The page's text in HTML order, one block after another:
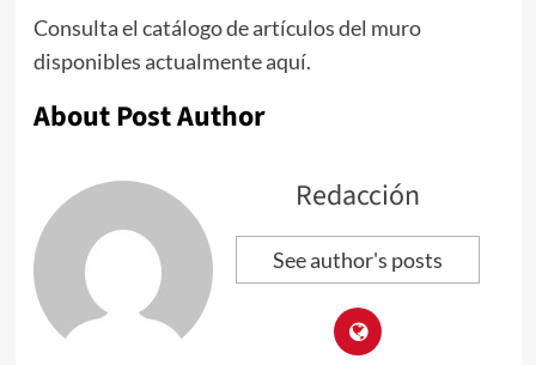
Consulta el catálogo de artículos del muro
disponibles actualmente aquí.
About Post Author
Redacción
See author's posts